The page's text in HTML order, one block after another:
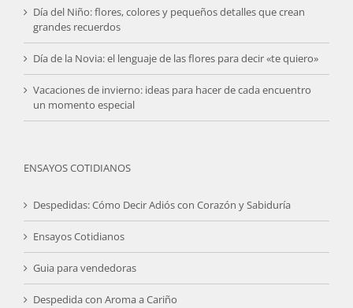
Día del Niño: flores, colores y pequeños detalles que crean
grandes recuerdos
Día de la Novia: el lenguaje de las flores para decir «te quiero»
Vacaciones de invierno: ideas para hacer de cada encuentro
un momento especial
ENSAYOS COTIDIANOS
Despedidas: Cómo Decir Adiós con Corazón y Sabiduría
Ensayos Cotidianos
Guia para vendedoras
Despedida con Aroma a Cariño